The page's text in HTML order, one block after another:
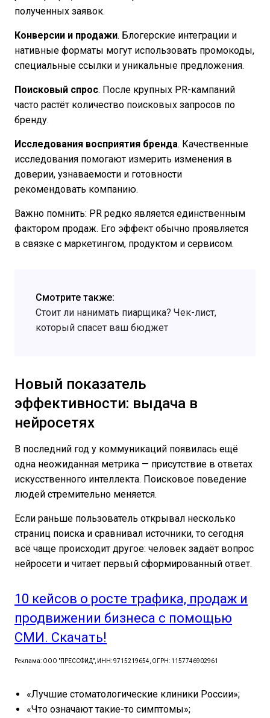
полученных заявок.
Конверсии и продажи. Блогерские интеграции и
нативные форматы могут использовать промокоды,
специальные ссылки и уникальные предложения.
Поисковый спрос. После крупных PR-кампаний
часто растёт количество поисковых запросов по
бренду.
Исследования восприятия бренда. Качественные
исследования помогают измерить изменения в
доверии, узнаваемости и готовности
рекомендовать компанию.
Важно помнить: PR редко является единственным
фактором продаж. Его эффект обычно проявляется
в связке с маркетингом, продуктом и сервисом.
Смотрите также:
Стоит ли нанимать пиарщика? Чек-лист,
который спасет ваш бюджет
Новый показатель
эффективности: выдача в
нейросетях
В последний год у коммуникаций появилась ещё
одна неожиданная метрика — присутствие в ответах
искусственного интеллекта. Поисковое поведение
людей стремительно меняется.
Если раньше пользователь открывал несколько
страниц поиска и сравнивал источники, то сегодня
всё чаще происходит другое: человек задаёт вопрос
нейросети и читает первый сформированный ответ.
10 кейсов о росте трафика, продаж и
продвижении бизнеса с помощью
СМИ. Скачать!
Реклама: ООО "ПРЕССФИД", ИНН: 9715219654, ОГРН: 1157746902961
«Лучшие стоматологические клиники России»;
«Что означают такие-то симптомы»;